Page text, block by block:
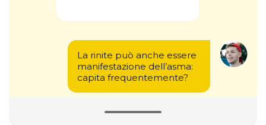
La rinite può anche essere
manifestazione dell’asma:
capita frequentemente?